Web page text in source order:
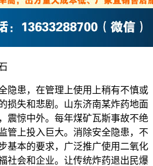
隐患，在管理上使用上稍有不慎或
损失和悲剧。山东济南某炸药地面
震惊中外。每年煤矿瓦斯事故不绝
管上投入巨大。消除安全隐患，不
基本的要求，广泛推广使用二氧化
社会和企业。让传统炸药退出民爆